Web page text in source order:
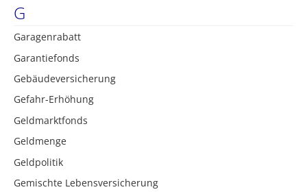
G
Garagenrabatt
Garantiefonds
Gebäudeversicherung
Gefahr-Erhöhung
Geldmarktfonds
Geldmenge
Geldpolitik
Gemischte Lebensversicherung